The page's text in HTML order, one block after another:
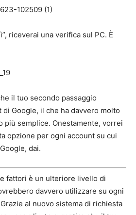
riceverai una verifica sul PC. È
il tuo secondo passaggio
Google, il che ha davvero molto
più semplice. Onestamente, vorrei
opzione per ogni account su cui
dai.
fattori è un ulteriore livello di
davvero utilizzare su ogni
al nuovo sistema di richiesta